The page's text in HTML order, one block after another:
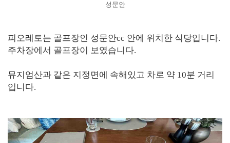
성문안
피오레토는 골프장인 성문안cc 안에 위치한 식당입니다.
주차장에서 골프장이 보였습니다.
뮤지엄산과 같은 지정면에 속해있고 차로 약 10분 거리
입니다.